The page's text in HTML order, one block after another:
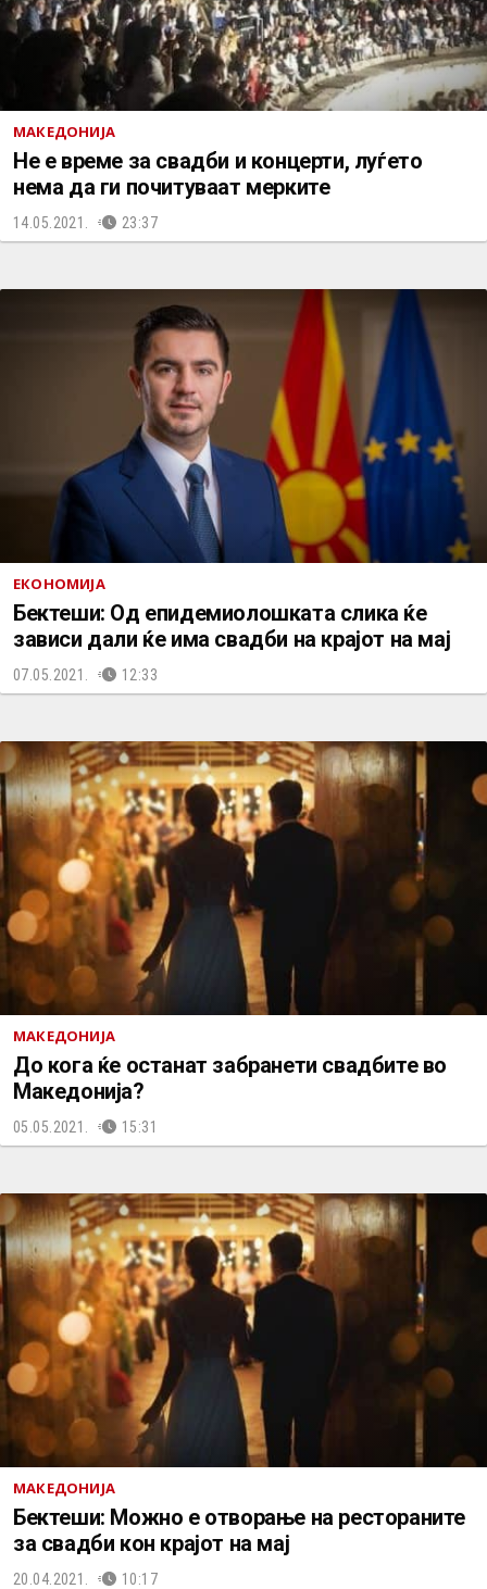
МАКЕДОНИЈА
Не е време за свадби и концерти, луѓето
нема да ги почитуваат мерките
14.05.2021. 23:37
ЕКОНОМИЈА
Бектеши: Од епидемиолошката слика ќе
зависи дали ќе има свадби на крајот на мај
07.05.2021. 12:33
МАКЕДОНИЈА
До кога ќе останат забранети свадбите во
Македонија?
05.05.2021. 15:31
МАКЕДОНИЈА
Бектеши: Можно е отворање на рестораните
за свадби кон крајот на мај
20.04.2021. 10:17